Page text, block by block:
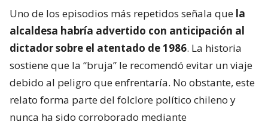
Uno de los episodios más repetidos señala que la
alcaldesa habría advertido con anticipación al
dictador sobre el atentado de 1986. La historia
sostiene que la “bruja” le recomendó evitar un viaje
debido al peligro que enfrentaría. No obstante, este
relato forma parte del folclore político chileno y
nunca ha sido corroborado mediante